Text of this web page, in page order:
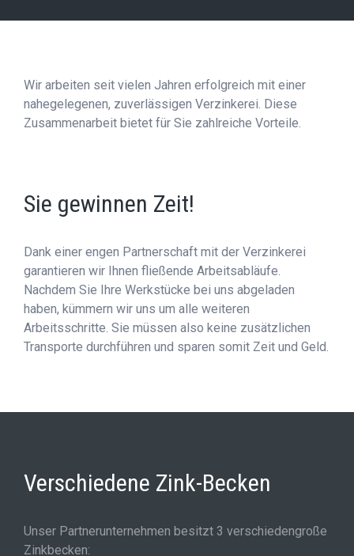
Wir arbeiten seit vielen Jahren erfolgreich mit einer
nahegelegenen, zuverlässigen Verzinkerei. Diese
Zusammenarbeit bietet für Sie zahlreiche Vorteile.
Sie gewinnen Zeit!
Dank einer engen Partnerschaft mit der Verzinkerei
garantieren wir Ihnen fließende Arbeitsabläufe.
Nachdem Sie Ihre Werkstücke bei uns abgeladen
haben, kümmern wir uns um alle weiteren
Arbeitsschritte. Sie müssen also keine zusätzlichen
Transporte durchführen und sparen somit Zeit und Geld.
Verschiedene Zink-Becken
Unser Partnerunternehmen besitzt 3 verschiedengroße
Zinkbecken: